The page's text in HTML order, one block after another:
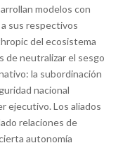
modelos con
sus respectivos
del ecosistema
de neutralizar el sesgo
la subordinación
nacional
ejecutivo. Los aliados
relaciones de
autonomía